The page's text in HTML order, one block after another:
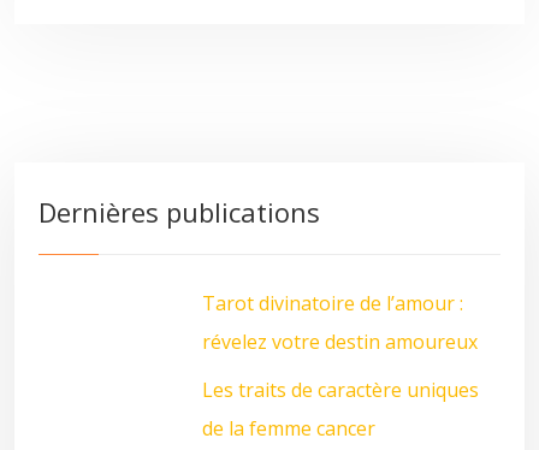
Dernières publications
Tarot divinatoire de l’amour :
révelez votre destin amoureux
Les traits de caractère uniques
de la femme cancer